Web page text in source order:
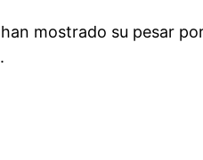
mostrado su pesar